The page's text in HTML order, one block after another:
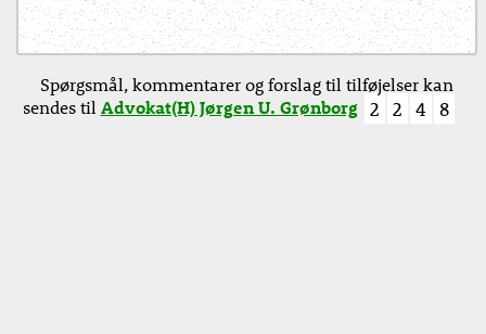
Spørgsmål, kommentarer og forslag til tilføjelser kan
sendes tilAdvokat(H) Jørgen U. Grønborg 2 2 4 8